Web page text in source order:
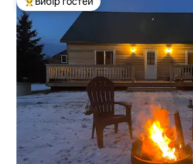
Топ вибір гостей